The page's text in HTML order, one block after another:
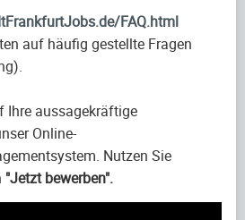
FAQ.html
auf häufig gestellte Fragen
Ihre aussagekräftige
Online-
Nutzen Sie
"Jetzt bewerben".